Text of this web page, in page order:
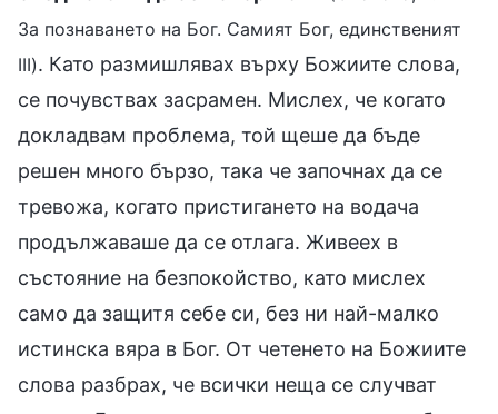
За познаването на Бог. Самият Бог, единственият
III). Като размишлявах върху Божиите слова,
се почувствах засрамен. Мислех, че когато
докладвам проблема, той щеше да бъде
решен много бързо, така че започнах да се
тревожа, когато пристигането на водача
продължаваше да се отлага. Живеех в
състояние на безпокойство, като мислех
само да защитя себе си, без ни най-малко
истинска вяра в Бог. От четенето на Божиите
слова разбрах, че всички неща се случват